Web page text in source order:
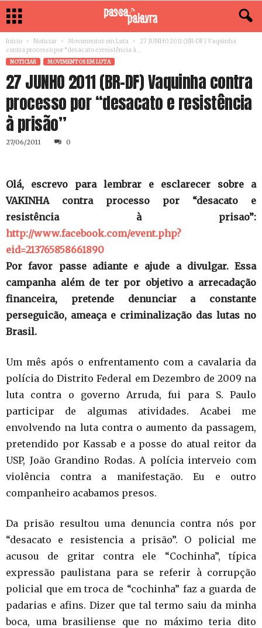
Início Noticiar Movimentos em Luta
27 JUNHO 2011 (BR-DF) Vaquinha
contra processo por “desacato e resistência à...
NOTICIAR MOVIMENTOS EM LUTA
27 JUNHO 2011 (BR-DF) Vaquinha contra
processo por “desacato e resistência
à prisão”‏
27/06/2011 0
Olá, escrevo para lembrar e esclarecer sobre a
VAKINHA contra processo por “desacato e
resistência à prisao”:
http://www.facebook.com/event.php?
eid=213765858661890
Por favor passe adiante e ajude a divulgar. Essa
campanha além de ter por objetivo a arrecadação
financeira, pretende denunciar a constante
perseguicão, ameaça e criminalização das lutas no
Brasil.
Um mês após o enfrentamento com a cavalaria da
polícia do Distrito Federal em Dezembro de 2009 na
luta contra o governo Arruda, fui para S. Paulo
participar de algumas atividades. Acabei me
envolvendo na luta contra o aumento da passagem,
pretendido por Kassab e a posse do atual reitor da
USP, João Grandino Rodas. A polícia interveio com
violência contra a manifestação. Eu e outro
companheiro acabamos presos.
Da prisão resultou uma denuncia contra nós por
“desacato e resistencia a prisão”. O policial me
acusou de gritar contra ele “Cochinha”, típica
expressão paulistana para se referir à corrupção
policial que em troca de “cochinha” faz a guarda de
padarias e afins. Dizer que tal termo saiu da minha
boca, uma brasiliense que no máximo teria dito